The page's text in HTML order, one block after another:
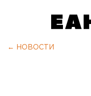
← НОВОСТИ